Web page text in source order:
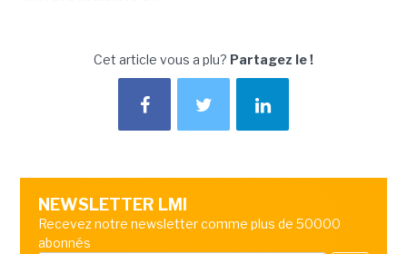
Cet article vous a plu? Partagez le !
NEWSLETTER LMI
Recevez notre newsletter comme plus de 50000
abonnés